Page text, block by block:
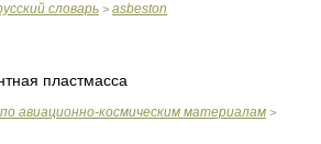
словарь > asbeston
пластмасса
авиационно-космическим материалам >